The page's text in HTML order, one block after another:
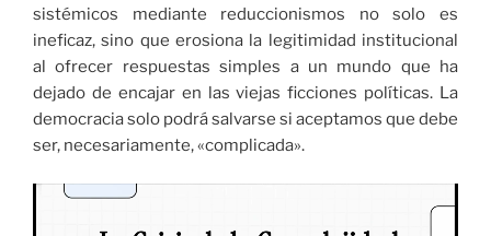
sistémicos mediante reduccionismos no solo es
ineficaz, sino que erosiona la legitimidad institucional
al ofrecer respuestas simples a un mundo que ha
dejado de encajar en las viejas ficciones políticas. La
democracia solo podrá salvarse si aceptamos que debe
ser, necesariamente, «complicada».
Reproductor